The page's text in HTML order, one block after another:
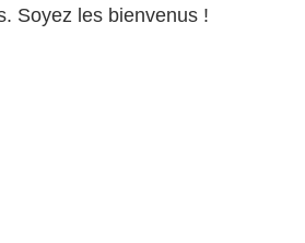
Soyez les bienvenus !